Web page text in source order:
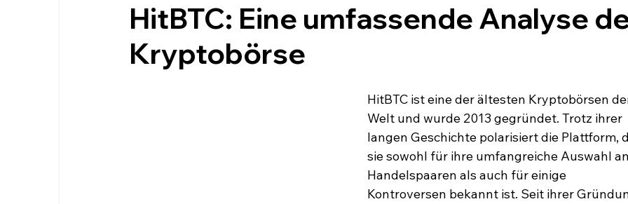
HitBTC: Eine umfassende Analyse
Kryptobörse
HitBTC ist eine der ältesten Kryptobörsen
Welt und wurde 2013 gegründet. Trotz ihrer
langen Geschichte polarisiert die Plattform,
sie sowohl für ihre umfangreiche Auswahl
Handelspaaren als auch für einige
Kontroversen bekannt ist. Seit ihrer